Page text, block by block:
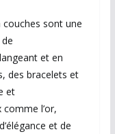
couches sont une
et en
des bracelets et
et
l’or,
et de